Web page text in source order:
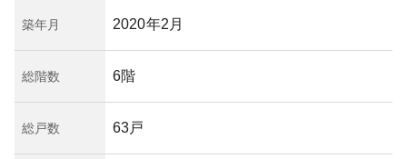
築年月 2020年2月
総階数 6階
総戸数 63戸